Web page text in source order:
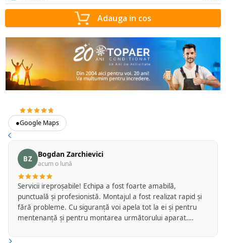
Adauga in cos
●Google Maps
BZ Bogdan Zarchievici
acum o lună
Servicii ireproșabile! Echipa a fost foarte amabilă,
punctuală și profesionistă. Montajul a fost realizat rapid și
fără probleme. Cu siguranță voi apela tot la ei și pentru
mentenanță și pentru montarea următorului aparat.